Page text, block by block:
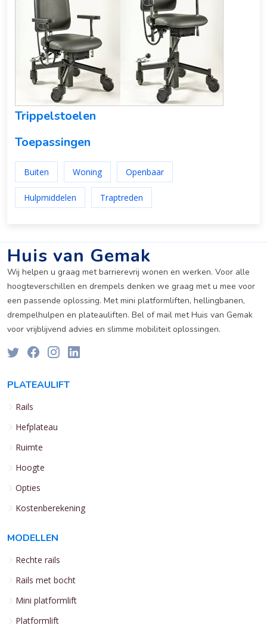
Trippelstoelen
Toepassingen
Buiten Woning Openbaar
Hulpmiddelen Traptreden
Huis van Gemak
Wij helpen u graag met barrierevrij wonen en werken. Voor alle
hoogteverschillen en drempels denken we graag met u mee voor
een passende oplossing. Met mini platformliften, hellingbanen,
drempelhulpen en plateauliften. Bel of mail met Huis van Gemak
voor vrijblijvend advies en slimme mobiliteit oplossingen.
PLATEAULIFT
Rails
Hefplateau
Ruimte
Hoogte
Opties
Kostenberekening
MODELLEN
Rechte rails
Rails met bocht
Mini platformlift
Platformlift